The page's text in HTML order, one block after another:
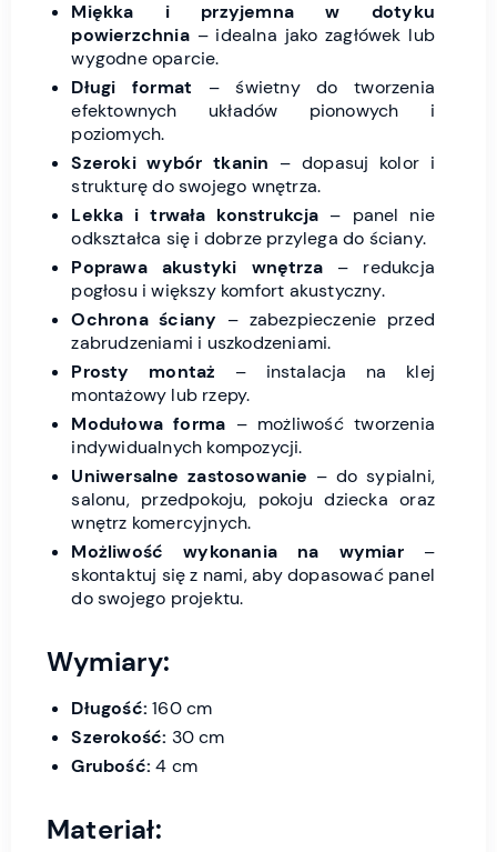
Miękka i przyjemna w dotyku
powierzchnia– idealna jako zagłówek lub
wygodne oparcie.
Długi format – świetny do tworzenia
efektownych układów pionowych i
poziomych.
Szeroki wybór tkanin – dopasuj kolor i
strukturę do swojego wnętrza.
Lekka i trwała konstrukcja – panel nie
odkształca się i dobrze przylega do ściany.
Poprawa akustyki wnętrza– redukcja
pogłosu i większy komfort akustyczny.
Ochrona ściany – zabezpieczenie przed
zabrudzeniami i uszkodzeniami.
Prosty montaż – instalacja na klej
montażowy lub rzepy.
Modułowa forma – możliwość tworzenia
indywidualnych kompozycji.
Uniwersalne zastosowanie – do sypialni,
salonu, przedpokoju, pokoju dziecka oraz
wnętrz komercyjnych.
Możliwość wykonania na wymiar–
skontaktuj się z nami, aby dopasować panel
do swojego projektu.
Wymiary:
Długość: 160 cm
Szerokość: 30 cm
Grubość: 4 cm
Materiał: